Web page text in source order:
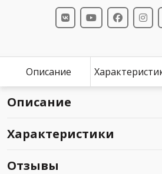
Описание
Описание
Характеристики
Отзывы